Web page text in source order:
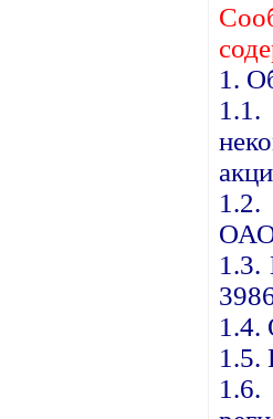
1.
1.2.
ОАО
1.3.
1.4.
1.5.